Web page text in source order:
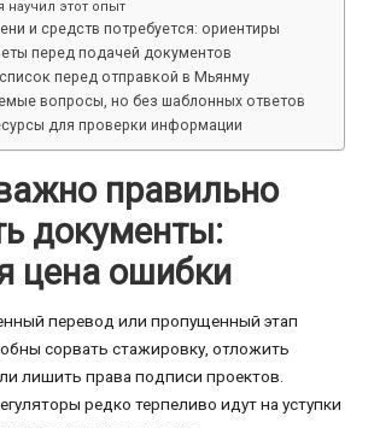
научил этот опыт
и средств потребуется: ориентиры
перед подачей документов
перед отправкой в Мьянму
вопросы, но без шаблонных ответов
для проверки информации
правильно
документы:
цена ошибки
перевод или пропущенный этап
сорвать стажировку, отложить
лишить права подписи проектов.
редко терпеливо идут на уступки